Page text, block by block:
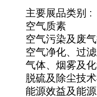
主要展品类别 :
空气质素
空气污染及废
空气净化、过
气体、烟雾及
脱硫及除尘技
能源效益及能源